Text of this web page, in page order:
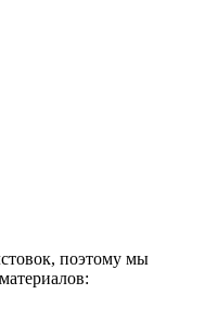
поэтому мы